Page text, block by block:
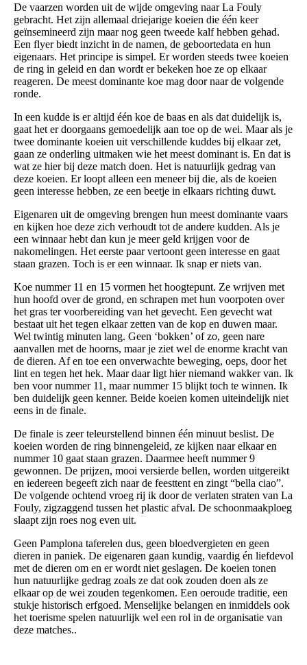
De vaarzen worden uit de wijde omgeving naar La Fouly
gebracht. Het zijn allemaal driejarige koeien die één keer
geïnsemineerd zijn maar nog geen tweede kalf hebben gehad.
Een flyer biedt inzicht in de namen, de geboortedata en hun
eigenaars. Het principe is simpel. Er worden steeds twee koeien
de ring in geleid en dan wordt er bekeken hoe ze op elkaar
reageren. De meest dominante koe mag door naar de volgende
ronde.
In een kudde is er altijd één koe de baas en als dat duidelijk is,
gaat het er doorgaans gemoedelijk aan toe op de wei. Maar als je
twee dominante koeien uit verschillende kuddes bij elkaar zet,
gaan ze onderling uitmaken wie het meest dominant is. En dat is
wat ze hier bij deze match doen. Het is natuurlijk gedrag van
deze koeien. Er loopt alleen een meneer bij die, als de koeien
geen interesse hebben, ze een beetje in elkaars richting duwt.
Eigenaren uit de omgeving brengen hun meest dominante vaars
en kijken hoe deze zich verhoudt tot de andere kudden. Als je
een winnaar hebt dan kun je meer geld krijgen voor de
nakomelingen. Het eerste paar vertoont geen interesse en gaat
staan grazen. Toch is er een winnaar. Ik snap er niets van.
Koe nummer 11 en 15 vormen het hoogtepunt. Ze wrijven met
hun hoofd over de grond, en schrapen met hun voorpoten over
het gras ter voorbereiding van het gevecht. Een gevecht wat
bestaat uit het tegen elkaar zetten van de kop en duwen maar.
Wel twintig minuten lang. Geen ‘bokken’ of zo, geen nare
aanvallen met de hoorns, maar je ziet wel de enorme kracht van
de dieren. Af en toe een onverwachte beweging, oeps, door het
lint en tegen het hek. Maar daar ligt hier niemand wakker van. Ik
ben voor nummer 11, maar nummer 15 blijkt toch te winnen. Ik
ben duidelijk geen kenner. Beide koeien komen uiteindelijk niet
eens in de finale.
De finale is zeer teleurstellend binnen één minuut beslist. De
koeien worden de ring binnengeleid, ze kijken naar elkaar en
nummer 10 gaat staan grazen. Daarmee heeft nummer 9
gewonnen. De prijzen, mooi versierde bellen, worden uitgereikt
en iedereen begeeft zich naar de feesttent en zingt “bella ciao”.
De volgende ochtend vroeg rij ik door de verlaten straten van La
Fouly, zigzaggend tussen het plastic afval. De schoonmaakploeg
slaapt zijn roes nog even uit.
Geen Pamplona taferelen dus, geen bloedvergieten en geen
dieren in paniek. De eigenaren gaan kundig, vaardig én liefdevol
met de dieren om en er wordt niet geslagen. De koeien tonen
hun natuurlijke gedrag zoals ze dat ook zouden doen als ze
elkaar op de wei zouden tegenkomen. Een oeroude traditie, een
stukje historisch erfgoed. Menselijke belangen en inmiddels ook
het toerisme spelen natuurlijk wel een rol in de organisatie van
deze matches..